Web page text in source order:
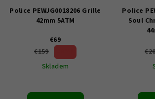
Police PEWJG0018206 Grille
42mm 5ATM
€69
€159
Skladem
Police
Soul